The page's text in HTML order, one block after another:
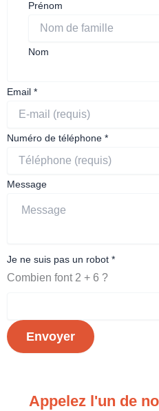
Prénom
Nom
Email *
Numéro de téléphone *
Message
téléphone
de
Je ne suis pas un robot *
Combien font 2 + 6 ?
Envoyer
Appelez l'un de